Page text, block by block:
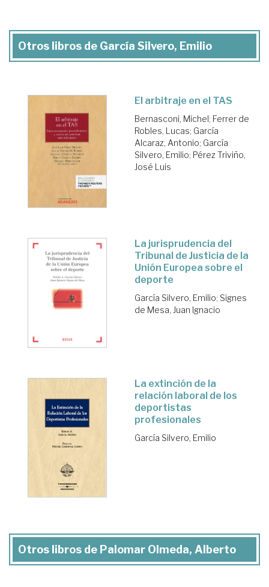
Otros libros de García Silvero, Emilio
El arbitraje en el TAS
Bernasconi, Michel; Ferrer de
Robles, Lucas; García
Alcaraz, Antonio; García
Silvero, Emilio; Pérez Triviño,
José Luis
La jurisprudencia del
Tribunal de Justicia de la
Unión Europea sobre el
deporte
García Silvero, Emilio; Signes
de Mesa, Juan Ignacio
La extinción de la
relación laboral de los
deportistas
profesionales
García Silvero, Emilio
Otros libros de Palomar Olmeda, Alberto